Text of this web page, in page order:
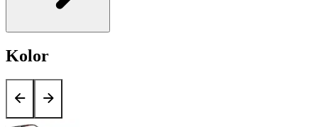
Kolor